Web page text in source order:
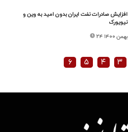
افزایش صادرات نفت ایران بدون امید به وین و
نیویورک
۲۴ بهمن ۱۴۰۰
۳ ۴ ۵ ۶